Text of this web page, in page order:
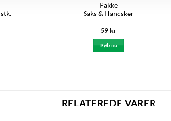
Pakke
Saks & Handsker
59 kr
Køb nu
RELATEREDE VARER